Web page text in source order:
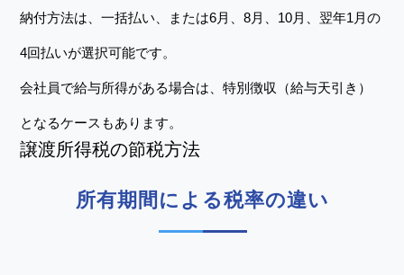
納付方法は、一括払い、または6月、8月、10月、翌年1月の
4回払いが選択可能です。
会社員で給与所得がある場合は、特別徴収（給与天引き）
となるケースもあります。
譲渡所得税の節税方法
所有期間による税率の違い